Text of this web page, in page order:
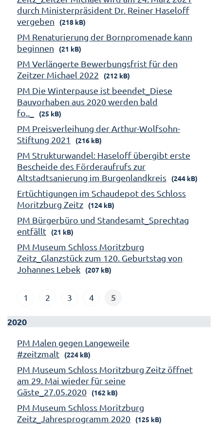
durch Ministerpräsident Dr. Reiner Haseloff
vergeben
(218 kB)
PM Renaturierung der Bornpromenade kann
beginnen
(21 kB)
PM Verlängerte Bewerbungsfrist für den
Zeitzer Michael 2022
(212 kB)
PM Die Winterpause ist beendet_Diese
Bauvorhaben aus 2020 werden bald
fo.._
(25 kB)
PM Preisverleihung der Arthur-Wolfsohn-
Stiftung 2021
(216 kB)
PM Strukturwandel: Haseloff übergibt erste
Bescheide des Förderaufrufs zur
Altstadtsanierung im Burgenlandkreis
(244 kB)
Ertüchtigungen im Schaudepot des Schloss
Moritzburg Zeitz
(124 kB)
PM Bürgerbüro und Standesamt_Sprechtag
entfällt
(21 kB)
PM Museum Schloss Moritzburg
Zeitz_Glanzstück zum 120. Geburtstag von
Johannes Lebek
(207 kB)
1 2 3 4 5
2020
PM Malen gegen Langeweile
#zeitzmalt
(224 kB)
PM Museum Schloss Moritzburg Zeitz öffnet
am 29. Mai wieder für seine
Gäste_27.05.2020
(162 kB)
PM Museum Schloss Moritzburg
Zeitz_Jahresprogramm 2020
(125 kB)